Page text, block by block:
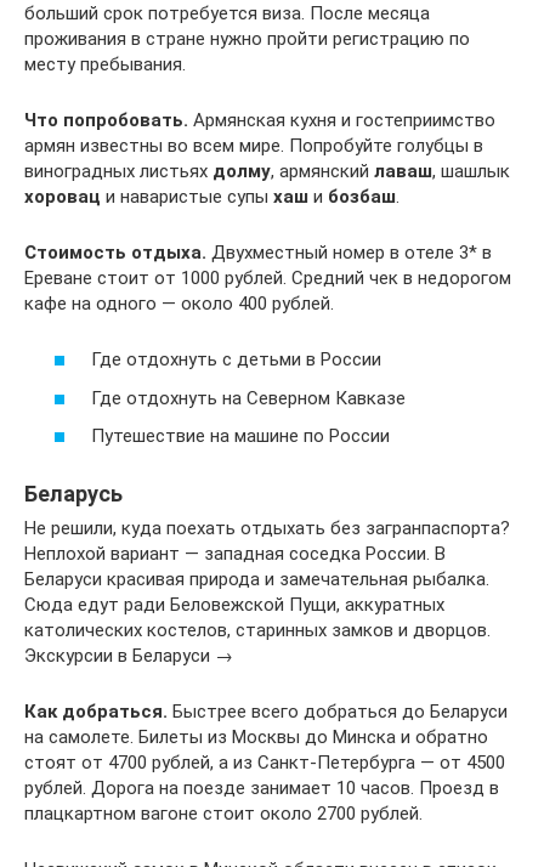
больший срок потребуется виза. После месяца
проживания в стране нужно пройти регистрацию по
месту пребывания.
Что попробовать. Армянская кухня и гостеприимство
армян известны во всем мире. Попробуйте голубцы в
виноградных листьях долму, армянский лаваш, шашлык
хоровац и наваристые супы хаш и бозбаш
Стоимость отдыха. Двухместный номер в отеле 3* в
Ереване стоит от 1000 рублей. Средний чек в недорогом
кафе на одного — около 400 рублей.
Где отдохнуть с детьми в России
Где отдохнуть на Северном Кавказе
Путешествие на машине по России
Беларусь
Не решили, куда поехать отдыхать без загранпаспорта?
Неплохой вариант — западная соседка России. В
Беларуси красивая природа и замечательная рыбалка.
Сюда едут ради Беловежской Пущи, аккуратных
католических костелов, старинных замков и дворцов.
Экскурсии в Беларуси →
Как добраться. Быстрее всего добраться до Беларуси
на самолете. Билеты из Москвы до Минска и обратно
стоят от 4700 рублей, а из Санкт-Петербурга — от 4500
рублей. Дорога на поезде занимает 10 часов. Проезд в
плацкартном вагоне стоит около 2700 рублей.